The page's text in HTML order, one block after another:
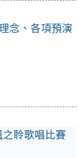
念、各項預演
之聆歌唱比賽